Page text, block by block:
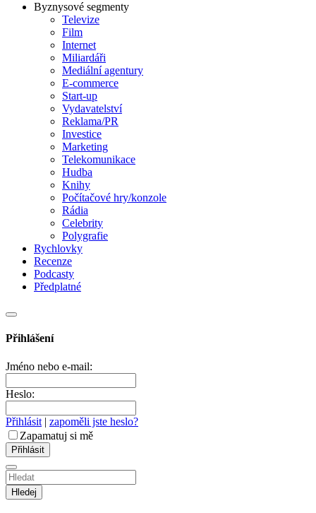
Byznysové segmenty
Televize
Film
Internet
Miliardáři
Mediální agentury
E-commerce
Start-up
Vydavatelství
Reklama/PR
Investice
Marketing
Telekomunikace
Hudba
Knihy
Počítačové hry/konzole
Rádia
Celebrity
Polygrafie
Rychlovky
Recenze
Podcasty
Předplatné
Přihlášení
Jméno nebo e-mail:
Heslo:
Přihlásit | zapoměli jste heslo?
Zapamatuj si mě
Hledej